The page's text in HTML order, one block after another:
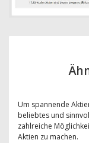
Um spannende
beliebtes und
zahlreiche
Aktien zu machen.